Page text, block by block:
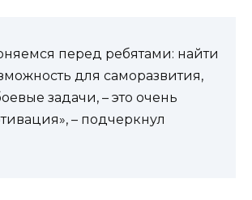
перед ребятами: найти
для саморазвития,
задачи, – это очень
– подчеркнул